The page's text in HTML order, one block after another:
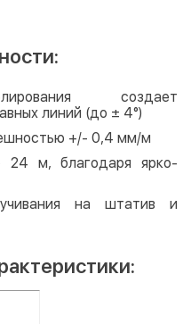
создает
линий (до ± 4°)
+/- 0,4 мм/м
24 м, благодаря ярко-
на штатив и